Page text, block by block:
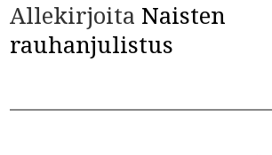
Allekirjoita Naisten
rauhanjulistus